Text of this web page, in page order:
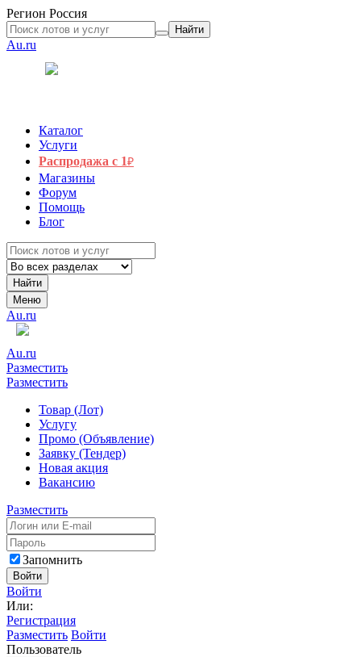
Регион Россия
Найти
Au.ru
Каталог
Услуги
Распродажа с 1₽
Магазины
Форум
Помощь
Блог
Найти
Меню
Au.ru
Au.ru
Разместить
Разместить
Товар (Лот)
Услугу
Промо (Объявление)
Заявку (Тендер)
Новая акция
Вакансию
Разместить
Запомнить
Войти
Войти
Или:
Регистрация
Разместить Войти
Пользователь